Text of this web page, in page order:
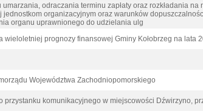
umarzania, odraczania terminu zapłaty oraz rozkładania
jednostkom organizacyjnym oraz warunków
organu uprawnionego do udzielania ulg
wieloletniej prognozy finansowej Gminy Kołobrzeg na lata
Województwa Zachodniopomorskiego
komunikacyjnego w miejscowości Dźwirzyno,